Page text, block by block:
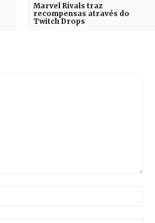
Marvel Rivals traz
recompensas através do
Twitch Drops